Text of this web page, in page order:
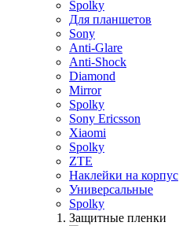
Spolky
Для планшетов
Sony
Anti-Glare
Anti-Shock
Diamond
Mirror
Spolky
Sony Ericsson
Xiaomi
Spolky
ZTE
Наклейки на корпус
Универсальные
Spolky
Защитные пленки